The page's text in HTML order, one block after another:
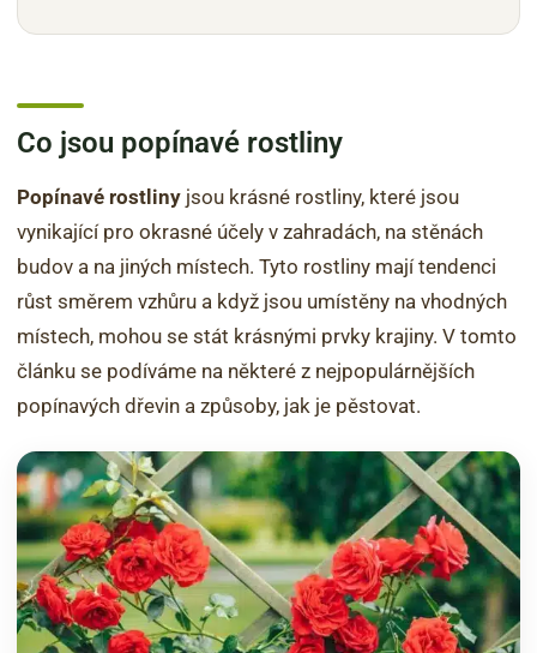
Co jsou popínavé rostliny
Popínavé rostliny jsou krásné rostliny, které jsou
vynikající pro okrasné účely v zahradách, na stěnách
budov a na jiných místech. Tyto rostliny mají tendenci
růst směrem vzhůru a když jsou umístěny na vhodných
místech, mohou se stát krásnými prvky krajiny. V tomto
článku se podíváme na některé z nejpopulárnějších
popínavých dřevin a způsoby, jak je pěstovat.